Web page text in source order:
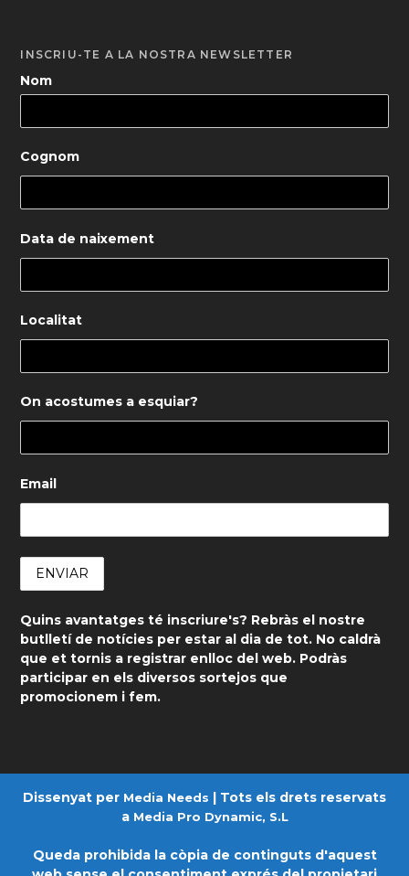
INSCRIU-TE A LA NOSTRA NEWSLETTER
Nom
Cognom
Data de naixement
Localitat
On acostumes a esquiar?
Email
Quins avantatges té inscriure's? Rebràs el nostre
butlletí de notícies per estar al dia de tot. No caldrà
que et tornis a registrar enlloc del web. Podràs
participar en els diversos sortejos que
promocionem i fem.
Dissenyat per Media Needs
| Tots els drets reservats
a Media Pro Dynamic, S.L
Queda prohibida la còpia de continguts d'aquest